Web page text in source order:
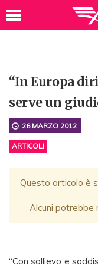
“In Europa
serve un
26 MARZO 2012
ARTICOLI
Questo articolo è
Alcuni potrebbe
“Con sollievo e